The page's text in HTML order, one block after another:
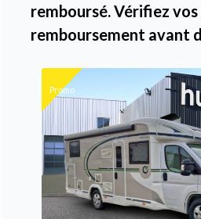
remboursé. Vérifiez
remboursement avant
Promo